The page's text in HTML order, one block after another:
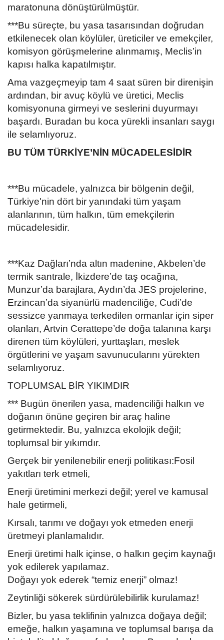
maratonuna dönüştürülmüştür.
***Bu süreçte, bu yasa tasarısından doğrudan
etkilenecek olan köylüler, üreticiler ve emekçiler,
komisyon görüşmelerine alınmamış, Meclis’in
kapısı halka kapatılmıştır.
Ama vazgeçmeyip tam 4 saat süren bir direnişin
ardından, bir avuç köylü ve üretici, Meclis
komisyonuna girmeyi ve seslerini duyurmayı
başardı. Buradan bu koca yürekli insanları saygı
ile selamlıyoruz.
BU TÜM TÜRKİYE’NİN MÜCADELESİDİR
***Bu mücadele, yalnızca bir bölgenin değil,
Türkiye'nin dört bir yanındaki tüm yaşam
alanlarının, tüm halkın, tüm emekçilerin
mücadelesidir.
***Kaz Dağları’nda altın madenine, Akbelen’de
termik santrale, İkizdere’de taş ocağına,
Munzur’da barajlara, Aydın’da JES projelerine,
Erzincan’da siyanürlü madenciliğe, Cudi’de
sessizce yanmaya terkedilen ormanlar için siper
olanları, Artvin Cerattepe’de doğa talanına karşı
direnen tüm köylüleri, yurttaşları, meslek
örgütlerini ve yaşam savunucularını yürekten
selamlıyoruz.
TOPLUMSAL BİR YIKIMDIR
*** Bugün önerilen yasa, madenciliği halkın ve
doğanın önüne geçiren bir araç haline
getirmektedir. Bu, yalnızca ekolojik değil;
toplumsal bir yıkımdır.
Gerçek bir yenilenebilir enerji politikası:Fosil
yakıtları terk etmeli,
Enerji üretimini merkezi değil; yerel ve kamusal
hale getirmeli,
Kırsalı, tarımı ve doğayı yok etmeden enerji
üretmeyi planlamalıdır.
Enerji üretimi halk içinse, o halkın geçim kaynağı
yok edilerek yapılamaz.
Doğayı yok ederek “temiz enerji” olmaz!
Zeytinliği sökerek sürdürülebilirlik kurulamaz!
Bizler, bu yasa teklifinin yalnızca doğaya değil;
emeğe, halkın yaşamına ve toplumsal barışa da